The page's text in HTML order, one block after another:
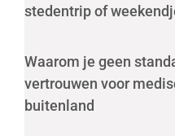
stedentrip of
Waarom je geen
vertrouwen voor
buitenland